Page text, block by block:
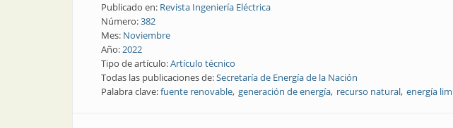
Publicado en: Revista Ingeniería Eléctrica
Número:382
Mes: Noviembre
Año:2022
Tipo de artículo:Artículo técnico
Todas las publicaciones de:Secretaría de Energía de la Nación
Palabra clave:fuente renovable generación de energía recurso natural energía